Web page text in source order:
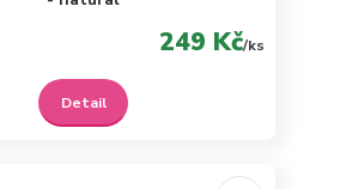
249 Kč/ks
Detail